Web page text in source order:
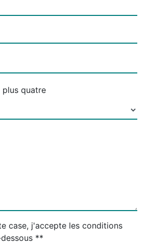
quatre
case, j'accepte les conditions
**